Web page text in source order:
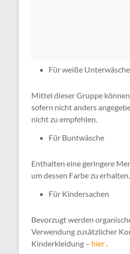
Für weiße Unterwäsche
Mittel dieser Gruppe können
sofern nicht anders
nicht zu empfehlen.
Für Buntwäsche
Enthalten eine geringere
um dessen Farbe zu
Für Kindersachen
Bevorzugt werden
Verwendung zusätzlicher
Kinderkleidung – hier .